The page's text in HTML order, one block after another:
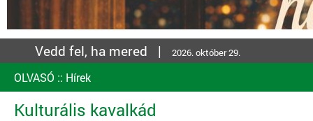
Vedd fel, ha mered | 2026. október 29.
OLVASÓ :: Hírek
Kulturális kavalkád